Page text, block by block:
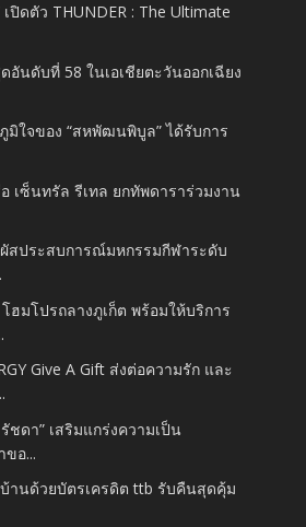
เปิดตัว THUNDER : The Ultimate
อันดับที่ 58 ในเอเชียตะวันออกเฉียง
มิใจของ “สหพัฒนพิบูล” ได้รับการ
เซ็นทรัล รีเทล ยกทัพดาราร่วมงาน
สประสบการณ์มหกรรมกีฬาระดับ
โฮมโปรถลางภูเก็ต พร้อมให้บริการ
Give A Gift ส่งต่อความรัก และ
ชดา” เสริมแกร่งความเป็น
ขอ...
านด้วยบัตรเครดิต ttb รับคืนสุดคุ้ม